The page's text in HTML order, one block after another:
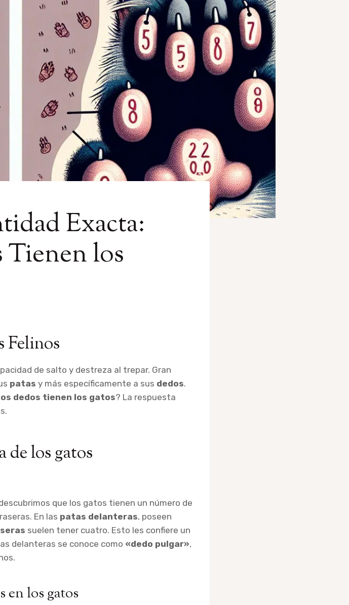
Exacta:
Tienen los
Felinos
de salto y destreza al trepar. Gran
patas y más específicamente a sus dedos.
dedos tienen los gatos? La respuesta
los gatos
que los gatos tienen un número de
En las patas delanteras, poseen
suelen tener cuatro. Esto les confiere un
delanteras se conoce como «dedo pulgar»,
en los gatos